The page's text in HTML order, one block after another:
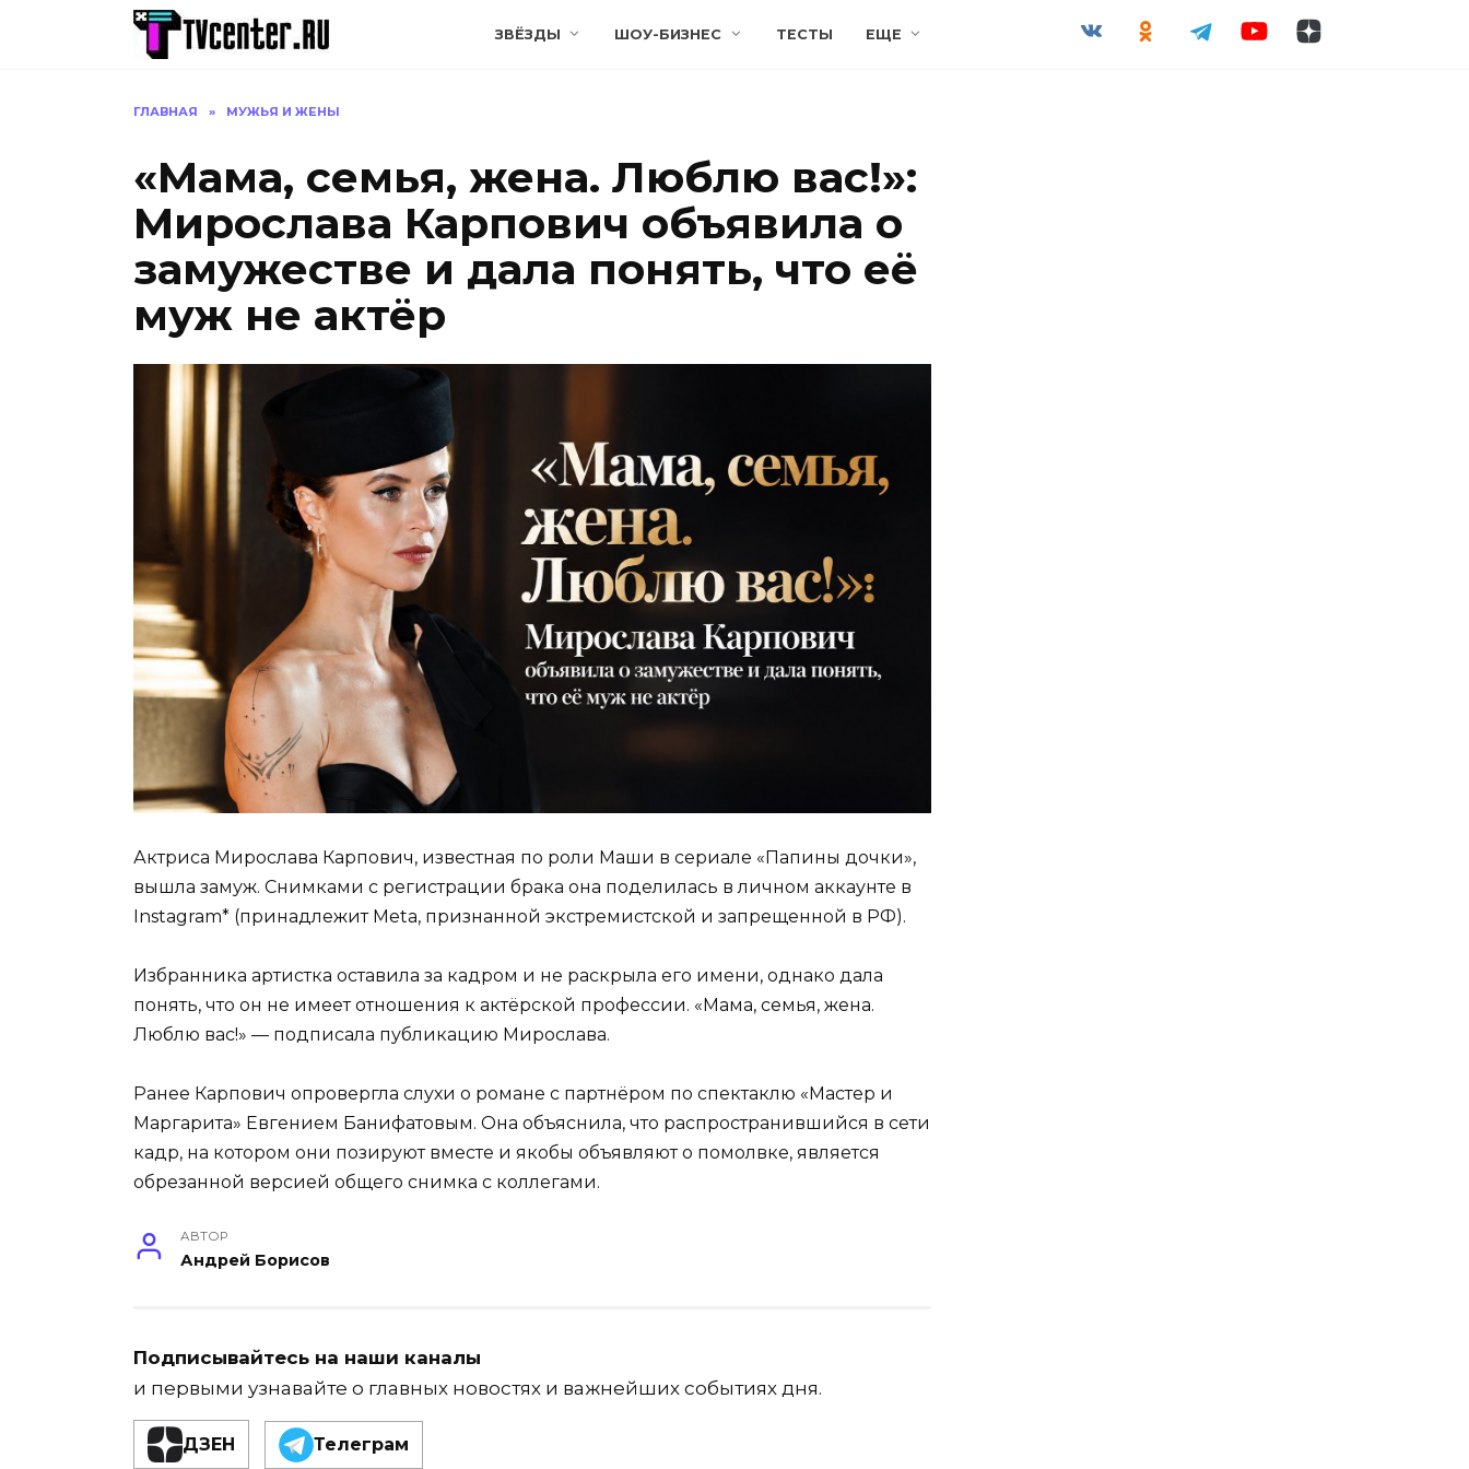
ЗВЁЗДЫ ШОУ-БИЗНЕС ТЕСТЫ ЕЩЕ
ГЛАВНАЯ » МУЖЬЯ И ЖЕНЫ
«Мама, семья, жена. Люблю вас!»:
Мирослава Карпович объявила о
замужестве и дала понять, что её
муж не актёр
Актриса Мирослава Карпович, известная по роли Маши в сериале «Папины дочки»,
вышла замуж. Снимками с регистрации брака она поделилась в личном аккаунте в
Instagram* (принадлежит Meta, признанной экстремистской и запрещенной в РФ).
Избранника артистка оставила за кадром и не раскрыла его имени, однако дала
понять, что он не имеет отношения к актёрской профессии. «Мама, семья, жена.
Люблю вас!» — подписала публикацию Мирослава.
Ранее Карпович опровергла слухи о романе с партнёром по спектаклю «Мастер и
Маргарита» Евгением Банифатовым. Она объяснила, что распространившийся в сети
кадр, на котором они позируют вместе и якобы объявляют о помолвке, является
обрезанной версией общего снимка с коллегами.
АВТОР
Андрей Борисов
Подписывайтесь на наши каналы
и первыми узнавайте о главных новостях и важнейших событиях дня.
ДЗЕН Телеграм